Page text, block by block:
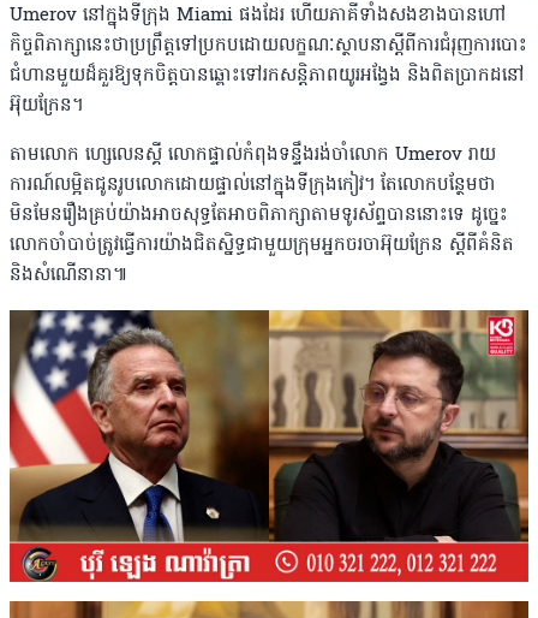
Umerov នៅក្នុងទីក្រុង Miami ផងដែរ ហើយភាគីទាំងសងខាងបានហៅ
កិច្ចពិភាក្សានេះថាប្រព្រឹត្តទៅប្រកបដោយលក្ខណៈស្ថាបនាស្ដីពីការជំរុញការបោះ
ជំហានមួយដ៏គួរឱ្យទុកចិត្តបានឆ្ពោះទៅរកសន្តិភាពយូរអង្វែង និងពិតប្រាកដនៅ
អ៊ុយក្រែន។
តាមលោក ហ្សេលេនស្គី លោកផ្ទាល់កំពុងទន្ទឹងរង់ចាំលោក Umerov រាយ
ការណ៍លម្អិតជូនរូបលោកដោយផ្ទាល់នៅក្នុងទីក្រុងកៀវ។ តែលោកបន្ថែមថា
មិនមែនរឿងគ្រប់យ៉ាងអាចសុទ្ធតែអាចពិភាក្សាតាមទូរស័ព្ទបាននោះទេ ដូច្នេះ
លោកចាំបាច់ត្រូវធ្វើការយ៉ាងជិតស្និទ្ធជាមួយក្រុមអ្នកចរចាអ៊ុយក្រែន ស្ដីពីគំនិត
និងសំណើនានា៕